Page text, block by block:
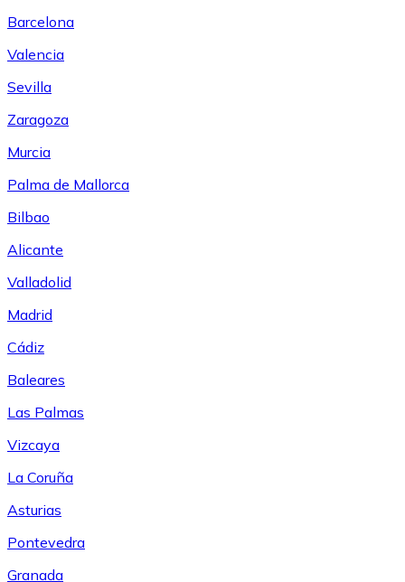
Barcelona
Valencia
Sevilla
Zaragoza
Murcia
Palma de Mallorca
Bilbao
Alicante
Valladolid
Madrid
Cádiz
Baleares
Las Palmas
Vizcaya
La Coruña
Asturias
Pontevedra
Granada